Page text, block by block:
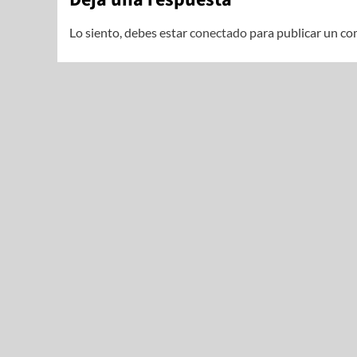
Lo siento, debes estarconectado para publicar un